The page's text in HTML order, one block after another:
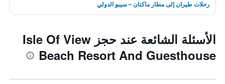
رحلات طيران إلى مطار ماكتان – سيبو الدولي
الأسئلة الشائعة عند حجز Isle Of View
Beach Resort And Guesthouse